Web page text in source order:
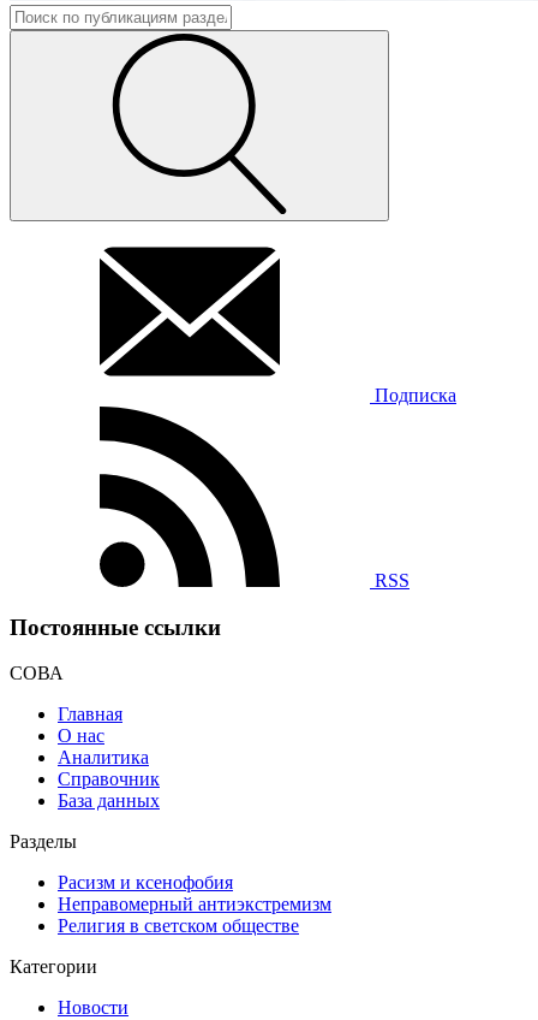
Подписка
RSS
Постоянные ссылки
СОВА
Главная
О нас
Аналитика
Справочник
База данных
Разделы
Расизм и ксенофобия
Неправомерный антиэкстремизм
Религия в светском обществе
Категории
Новости